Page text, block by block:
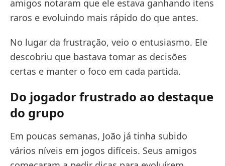
amigos notaram que ele estava ganhando itens
raros e evoluindo mais rápido do que antes.
No lugar da frustração, veio o entusiasmo. Ele
descobriu que bastava tomar as decisões
certas e manter o foco em cada partida.
Do jogador frustrado ao destaque
do grupo
Em poucas semanas, João já tinha subido
vários níveis em jogos difíceis. Seus amigos